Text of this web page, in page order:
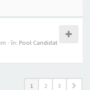
- în: Pool Candidat
1 2 3